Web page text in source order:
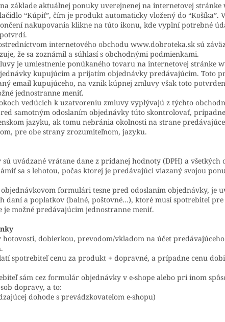
základe aktuálnej ponuky uverejnenej na internetovej stránke
“Kúpiť”, čím je produkt automaticky vložený do “Košíka”.
nakupovania klikne na túto ikonu, kde vyplní potrebné
internetového obchodu www.dobroteka.sk sú
že sa zoznámil a súhlasí s obchodnými podmienkami.
je umiestnenie ponúkaného tovaru na internetovej stránke
kupujúcim a prijatím objednávky predávajúcim. Toto
email kupujúceho, na vznik kúpnej zmluvy však toto
jednostranne meniť.
vedúcich k uzatvoreniu zmluvy vyplývajú z týchto
samotným odoslaním objednávky túto skontrolovať,
jazyku, ak tomu nebránia okolnosti na strane
pre obe strany zrozumiteľnom, jazyku.
uvádzané vrátane dane z pridanej hodnoty (DPH) a všetkých
sa s lehotou, počas ktorej je predávajúci viazaný svojou
formulári tesne pred odoslaním objednávky, je
daní a poplatkov (balné, poštovné…), ktoré musí spotrebiteľ
možné predávajúcim jednostranne meniť.
dobierkou, prevodom/vkladom na účet
spotrebiteľ cenu za produkt + dopravné, a prípadne cenu
sám cez formulár objednávky v e-shope alebo pri inom
dopravy, a to:
dohode s prevádzkovateľom e-shopu)